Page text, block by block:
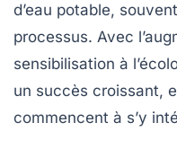
d’eau potable,
processus. Avec
sensibilisation à
un succès croissant,
commencent à s’y